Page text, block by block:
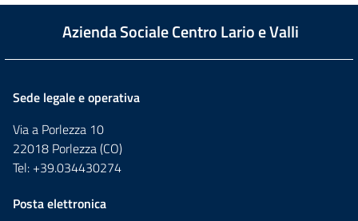
Azienda Sociale Centro Lario e Valli
Sede legale e operativa
Via a Porlezza 10
22018 Porlezza (CO)
Tel: +39.034430274
Posta elettronica